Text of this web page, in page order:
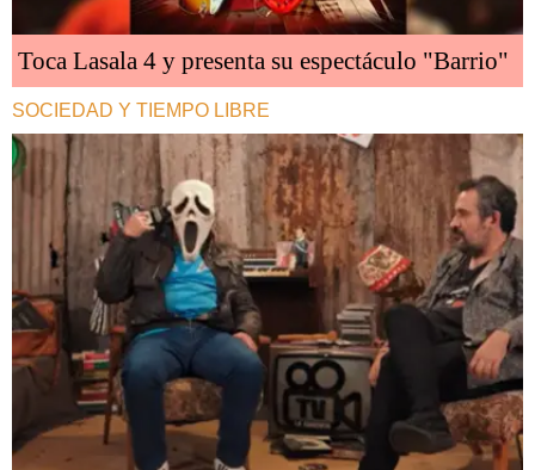
Toca Lasala 4 y presenta su espectáculo "Barrio"
SOCIEDAD Y TIEMPO LIBRE